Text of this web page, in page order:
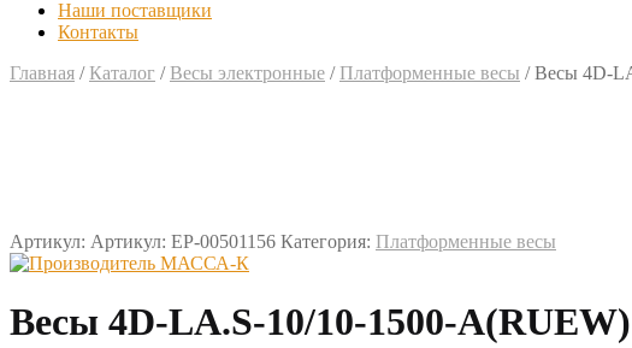
Наши поставщики
Контакты
Главная / Каталог / Весы электронные / Платформенные весы /Весы 4D-
Артикул: Артикул: EP-00501156 Категория: Платформенные весы
Весы 4D-LA.S-10/10-1500-A(RUEW)